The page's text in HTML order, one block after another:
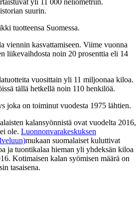
suurin.
tuotteensa Suomessa.
viennin kasvattamiseen. Viime vuonna
liikevaihdosta noin 20 prosenttia eli 14
vuosittain yli 11 miljoonaa kiloa.
tällä hetkellä noin 110 henkilöä.
joka on toiminut vuodesta 1975 lähtien.
kalansyönnistä ovat vuodelta 2016,
ole. Luonnonvarakeskuksen
mukaan suomalaiset kuluttivat
ja tuontikalaa hieman yli yhdeksän kiloa
Kotimaisen kalan syömisen määrä on
tasaisena.